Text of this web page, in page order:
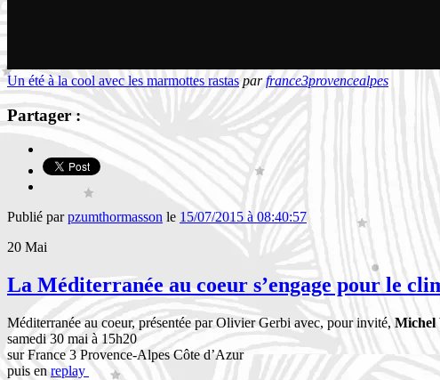
Un été à la cool avec les marmottes rastas parfrance3provencealpes
Partager :
Publié parpzumthormasson le 15/07/2015 à 08:40:57
20 Mai
La Méditerranée au coeur s’engage pour le
Méditerranée au coeur, présentée par Olivier Gerbi avec, pour invité,Michel
samedi 30 mai à 15h20
sur France 3 Provence-Alpes Côte d’Azur
puis enreplay